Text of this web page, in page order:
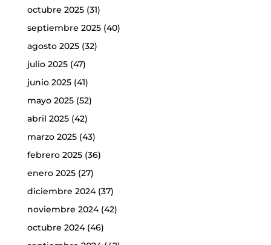
octubre 2025(31)
septiembre 2025(40)
agosto 2025(32)
julio 2025(47)
junio 2025(41)
mayo 2025(52)
abril 2025(42)
marzo 2025(43)
febrero 2025(36)
enero 2025(27)
diciembre 2024(37)
noviembre 2024(42)
octubre 2024(46)